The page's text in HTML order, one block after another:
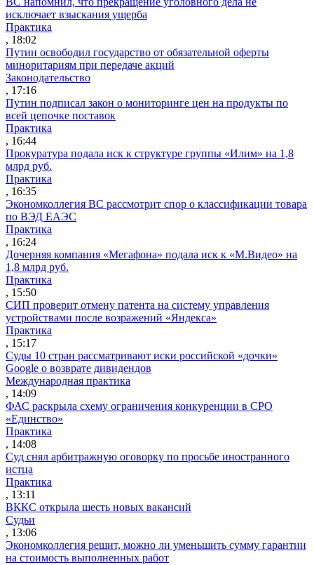
исключает взыскания ущерба
Практика
, 18:02
Путин освободил государство от обязательной оферты
миноритариям при передаче акций
Законодательство
, 17:16
Путин подписал закон о мониторинге цен на продукты по
всей цепочке поставок
Практика
, 16:44
Прокуратура подала иск к структуре группы «Илим» на 1,8
млрд руб.
Практика
, 16:35
Экономколлегия ВС рассмотрит спор о классификации товара
по ВЭД ЕАЭС
Практика
, 16:24
Дочерняя компания «Мегафона» подала иск к «М.Видео» на
1,8 млрд руб.
Практика
, 15:50
СИП проверит отмену патента на систему управления
устройствами после возражений «Яндекса»
Практика
, 15:17
Суды 10 стран рассматривают иски российской «дочки»
Google о возврате дивидендов
Международная практика
, 14:09
ФАС раскрыла схему ограничения конкуренции в СРО
«Единство»
Практика
, 14:08
Суд снял арбитражную оговорку по просьбе иностранного
истца
Практика
, 13:11
ВККС открыла шесть новых вакансий
Судьи
, 13:06
Экономколлегия решит, можно ли уменьшить сумму гарантии
на стоимость выполненных работ